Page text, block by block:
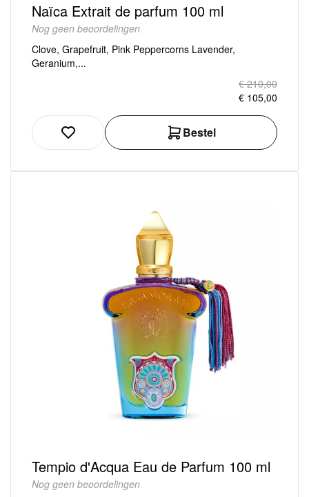
Naïca Extrait de parfum 100 ml
Nog geen beoordelingen
Clove, Grapefruit, Pink Peppercorns Lavender,
Geranium,...
€ 210,00
€ 105,00
Bestel
Tempio d'Acqua Eau de Parfum 100 ml
Nog geen beoordelingen